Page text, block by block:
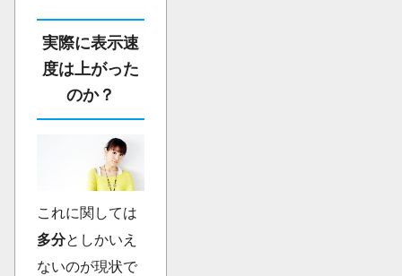
実際に表示速
度は上がった
のか？
これに関しては
多分としかいえ
ないのが現状で